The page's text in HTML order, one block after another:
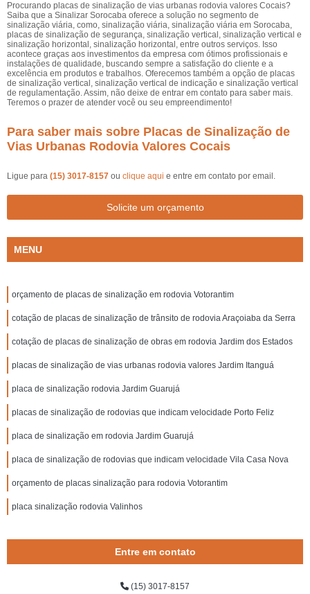
Procurando placas de sinalização de vias urbanas rodovia valores Cocais?
Saiba que a Sinalizar Sorocaba oferece a solução no segmento de
sinalização viária, como, sinalização viária, sinalização viária em Sorocaba,
placas de sinalização de segurança, sinalização vertical, sinalização vertical e
sinalização horizontal, sinalização horizontal, entre outros serviços. Isso
acontece graças aos investimentos da empresa com ótimos profissionais e
instalações de qualidade, buscando sempre a satisfação do cliente e a
excelência em produtos e trabalhos. Oferecemos também a opção de placas
de sinalização vertical, sinalização vertical de indicação e sinalização vertical
de regulamentação. Assim, não deixe de entrar em contato para saber mais.
Teremos o prazer de atender você ou seu empreendimento!
Para saber mais sobre Placas de Sinalização de
Vias Urbanas Rodovia Valores Cocais
Ligue para (15) 3017-8157 ou clique aqui e entre em contato por email.
Solicite um orçamento
MENU
orçamento de placas de sinalização em rodovia Votorantim
cotação de placas de sinalização de trânsito de rodovia Araçoiaba da Serra
cotação de placas de sinalização de obras em rodovia Jardim dos Estados
placas de sinalização de vias urbanas rodovia valores Jardim Itanguá
placa de sinalização rodovia Jardim Guarujá
placas de sinalização de rodovias que indicam velocidade Porto Feliz
placa de sinalização em rodovia Jardim Guarujá
placa de sinalização de rodovias que indicam velocidade Vila Casa Nova
orçamento de placas sinalização para rodovia Votorantim
placa sinalização rodovia Valinhos
Entre em contato
(15) 3017-8157